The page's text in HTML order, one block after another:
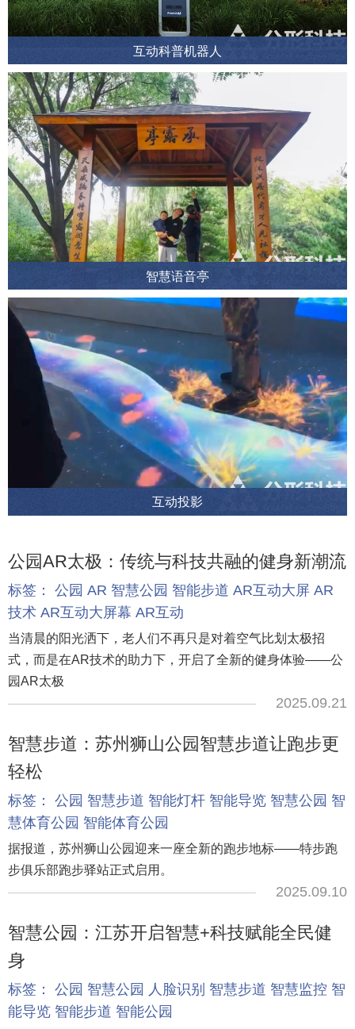
互动科普机器人
智慧语音亭
互动投影
公园AR太极：传统与科技共融的健身新潮流
标签： 公园 AR 智慧公园 智能步道 AR互动大屏 AR
技术 AR互动大屏幕 AR互动
当清晨的阳光洒下，老人们不再只是对着空气比划太极招
式，而是在AR技术的助力下，开启了全新的健身体验——公
园AR太极
2025.09.21
智慧步道：苏州狮山公园智慧步道让跑步更
轻松
标签： 公园 智慧步道 智能灯杆 智能导览 智慧公园 智
慧体育公园 智能体育公园
据报道，苏州狮山公园迎来一座全新的跑步地标——特步跑
步俱乐部跑步驿站正式启用。
2025.09.10
智慧公园：江苏开启智慧+科技赋能全民健
身
标签： 公园 智慧公园 人脸识别 智慧步道 智慧监控 智
能导览 智能步道 智能公园